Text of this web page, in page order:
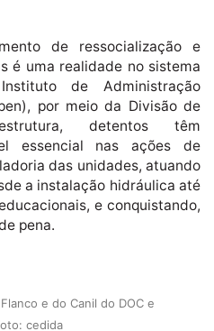
de ressocialização e
é uma realidade no sistema
de Administração
por meio da Divisão de
detentos têm
essencial nas ações de
das unidades, atuando
a instalação hidráulica até
e conquistando,
pena.
e do Canil do DOC e
cedida